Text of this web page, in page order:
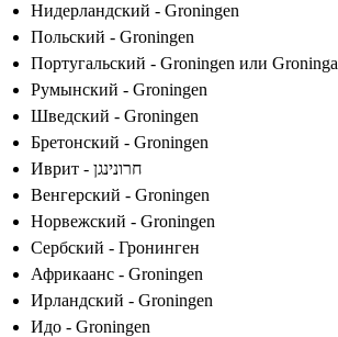
Нидерландский - Groningen
Польский - Groningen
Португальский - Groningen или Groninga
Румынский - Groningen
Шведский - Groningen
Бретонский - Groningen
Иврит - חרונינגן
Венгерский - Groningen
Норвежский - Groningen
Сербский - Гронинген
Африкаанс - Groningen
Ирландский - Groningen
Идо - Groningen